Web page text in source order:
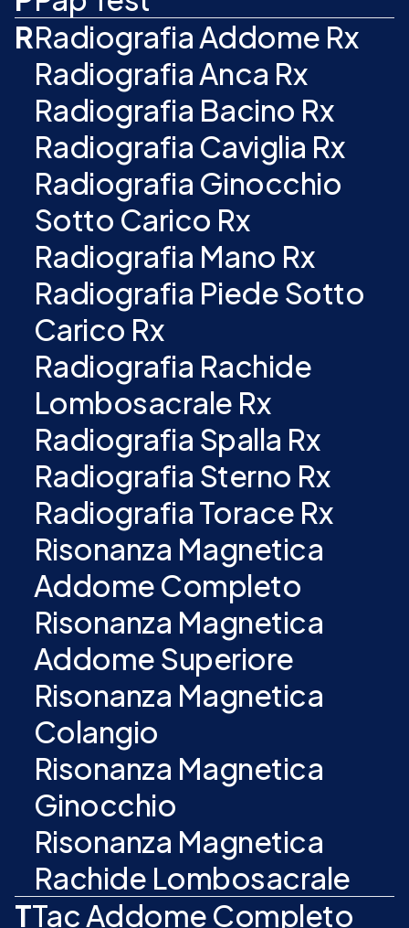
RRadiografia Addome Rx
Radiografia Anca Rx
Radiografia Bacino Rx
Radiografia Caviglia Rx
Radiografia Ginocchio
Sotto Carico Rx
Radiografia Mano Rx
Radiografia Piede Sotto
Carico Rx
Radiografia Rachide
Lombosacrale Rx
Radiografia Spalla Rx
Radiografia Sterno Rx
Radiografia Torace Rx
Risonanza Magnetica
Addome Completo
Risonanza Magnetica
Addome Superiore
Risonanza Magnetica
Colangio
Risonanza Magnetica
Ginocchio
Risonanza Magnetica
Rachide Lombosacrale
TTac Addome Completo